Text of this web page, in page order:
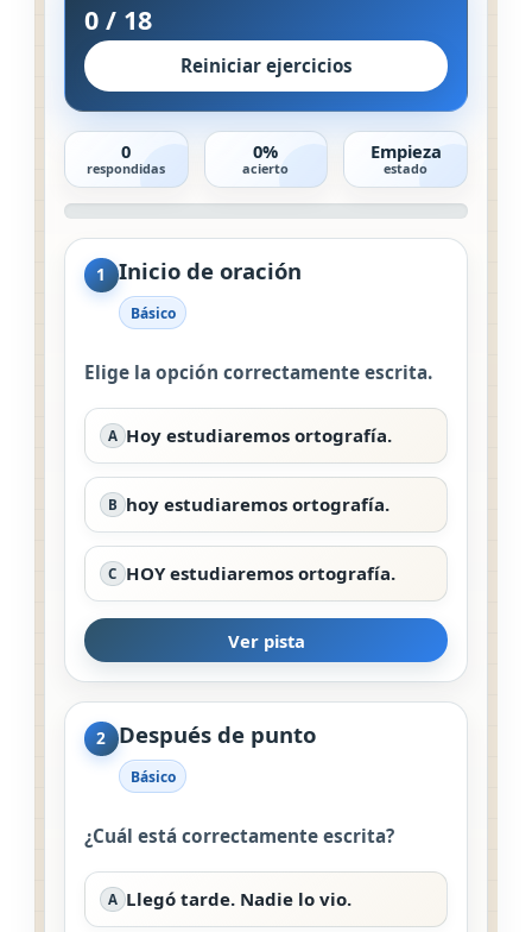
0 / 18
Reiniciar ejercicios
0
respondidas
0%
acierto
Empieza
estado
1 Inicio de oración
Básico
Elige la opción correctamente escrita.
A Hoy estudiaremos ortografía.
B hoy estudiaremos ortografía.
C HOY estudiaremos ortografía.
Ver pista
2 Después de punto
Básico
¿Cuál está correctamente escrita?
A Llegó tarde. Nadie lo vio.